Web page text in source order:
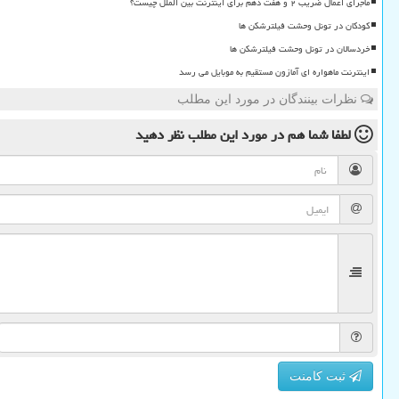
کودکان در تونل وحشت فیلترشکن ها
خردسالان در تونل وحشت فیلترشکن ها
اینترنت ماهواره ای آمازون مستقیم به موبایل می رسد
نظرات بینندگان در مورد این مطلب
لطفا شما همدر مورد این مطلبنظر دهید
ثبت کامنت